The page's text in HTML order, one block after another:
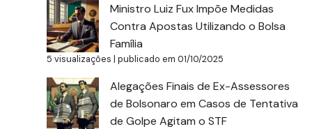
Ministro Luiz Fux Impõe Medidas
Contra Apostas Utilizando o Bolsa
Família
5 visualizações |publicado em 01/10/2025
Alegações Finais de Ex-Assessores
de Bolsonaro em Casos de Tentativa
de Golpe Agitam o STF